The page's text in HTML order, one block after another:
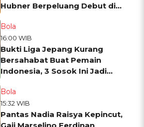
Hubner Berpeluang Debut di
Bola
16:00 WIB
Bukti Liga Jepang Kurang
Bersahabat Buat Pemain
Indonesia, 3 Sosok Ini Jadi
Bola
15:32 WIB
Pantas Nadia Raisya Kepincut,